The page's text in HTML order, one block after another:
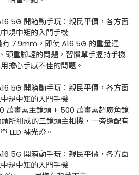
7.9mm，即使 A16 5G 的重量達
頭重腳輕的問題，習慣單手握持手機
擔心手感不佳的問題。
萬畫素主鏡頭 + 500 萬畫素超廣角鏡
所組成的三鏡頭主相機，一旁還配有
單 LED 補光燈。